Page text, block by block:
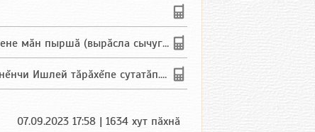
мăн пыршă (вырăсла сычуг) ...
Ишлей тăрăхĕпе сутатăп. Ха...
07.09.2023 17:58 | 1634 хут пӑхнӑ